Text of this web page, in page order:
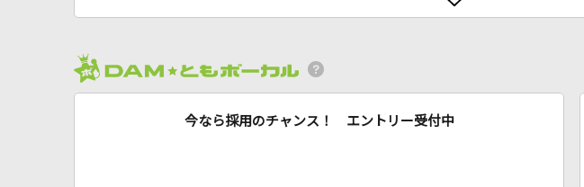
今なら採用のチャンス！ エントリー受付中